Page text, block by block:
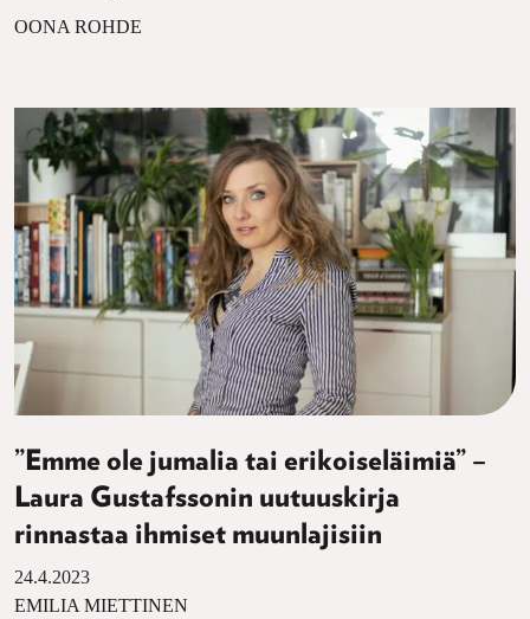
OONA ROHDE
”Emme ole jumalia tai erikoiseläimiä” –
Laura Gustafssonin uutuuskirja
rinnastaa ihmiset muunlajisiin
24.4.2023
EMILIA MIETTINEN